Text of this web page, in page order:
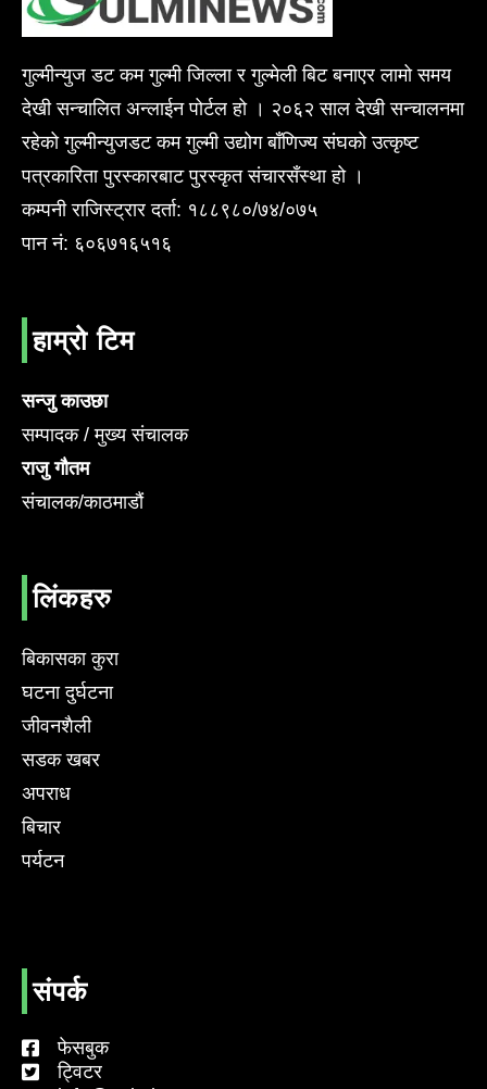
गुल्मीन्युज डट कम गुल्मी जिल्ला र गुल्मेली बिट बनाएर लामो समय
देखी सन्चालित अन्लाईन पोर्टल हो । २०६२ साल देखी सन्चालनमा
रहेको गुल्मीन्युजडट कम गुल्मी उद्योग बाँणिज्य संघको उत्कृष्ट
पत्रकारिता पुरस्कारबाट पुरस्कृत संचारसँस्था हो ।
कम्पनी राजिस्ट्रार दर्ता: १८८९८०/७४/०७५
पान नं: ६०६७१६५१६
हाम्रो टिम
सन्जु काउछा
सम्पादक / मुख्य संचालक
राजु गौतम
संचालक/काठमाडौं
लिंकहरु
बिकासका कुरा
घटना दुर्घटना
जीवनशैली
सडक खबर
अपराध
बिचार
पर्यटन
संपर्क
फेसबुक
ट्विटर